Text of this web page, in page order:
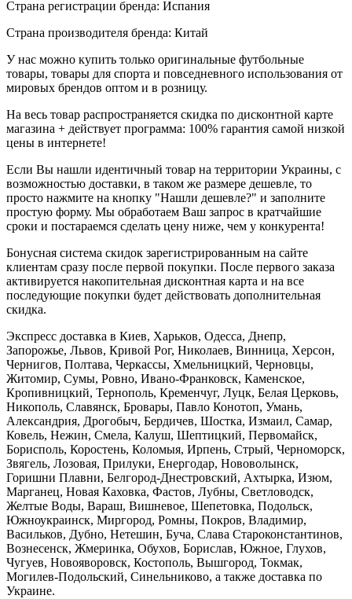
Страна регистрации бренда: Испания
Страна производителя бренда: Китай
У нас можно купить только оригинальные футбольные
товары, товары для спорта и повседневного использования от
мировых брендов оптом и в розницу.
На весь товар распространяется скидка по дисконтной карте
магазина + действует программа: 100% гарантия самой низкой
цены в интернете!
Если Вы нашли идентичный товар на территории Украины, с
возможностью доставки, в таком же размере дешевле, то
просто нажмите на кнопку "Нашли дешевле?" и заполните
простую форму. Мы обработаем Ваш запрос в кратчайшие
сроки и постараемся сделать цену ниже, чем у конкурента!
Бонусная система скидок зарегистрированным на сайте
клиентам сразу после первой покупки. После первого заказа
активируется накопительная дисконтная карта и на все
последующие покупки будет действовать дополнительная
скидка.
Экспресс доставка в Киев, Харьков, Одесса, Днепр,
Запорожье, Львов, Кривой Рог, Николаев, Винница, Херсон,
Чернигов, Полтава, Черкассы, Хмельницкий, Черновцы,
Житомир, Сумы, Ровно, Ивано-Франковск, Каменское,
Кропивницкий, Тернополь, Кременчуг, Луцк, Белая Церковь,
Никополь, Славянск, Бровары, Павло Конотоп, Умань,
Александрия, Дрогобыч, Бердичев, Шостка, Измаил, Самар,
Ковель, Нежин, Смела, Калуш, Шептицкий, Первомайск,
Борисполь, Коростень, Коломыя, Ирпень, Стрый, Черноморск,
Звягель, Лозовая, Прилуки, Енергодар, Нововолынск,
Горишни Плавни, Белгород-Днестровский, Ахтырка, Изюм,
Марганец, Новая Каховка, Фастов, Лубны, Светловодск,
Желтые Воды, Вараш, Вишневое, Шепетовка, Подольск,
Южноукраинск, Миргород, Ромны, Покров, Владимир,
Васильков, Дубно, Нетешин, Буча, Слава Староконстантинов,
Вознесенск, Жмеринка, Обухов, Борислав, Южное, Глухов,
Чугуев, Новояворовск, Костополь, Вышгород, Токмак,
Могилев-Подольский, Синельниково, а также доставка по
Украине.